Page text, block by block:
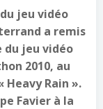
jeu vidéo
a remis
du jeu vidéo
2010, au
Rain ».
Favier à la